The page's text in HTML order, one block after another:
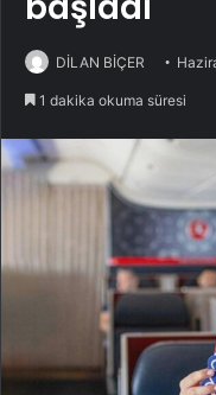
DİLAN BİÇER
1 dakika okuma süresi